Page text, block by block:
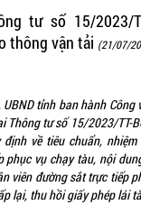
tư số 15/2023/
thông vận tải (21/07/
tỉnh ban hành Công
Thông tư số 15/2023/TT-
về tiêu chuẩn,
phục vụ chạy tàu, nội
viên đường sắt trực tiếp
lại, thu hồi giấy phép lái